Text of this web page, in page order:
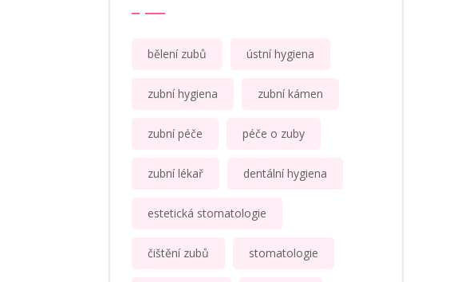
bělení zubů ústní hygiena
zubní hygiena zubní kámen
zubní péče péče o zuby
zubní lékař dentální hygiena
estetická stomatologie
čištění zubů stomatologie